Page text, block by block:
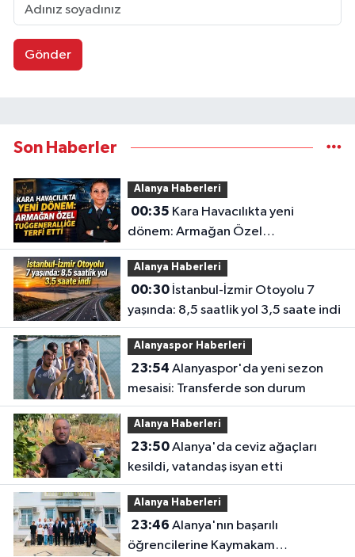
Gönder
Son Haberler
Alanya Haberleri
00:35
dönem: Armağan Özel
Tuğgeneralliğe terfi etti
Alanya Haberleri
00:30İstanbul-İzmir Otoyolu 7
yaşında: 8,5 saatlik yol 3,5 saate indi
Alanyaspor Haberleri
23:54
mesaisi: Transferde son durum
Alanya Haberleri
23:50Alanya'da ceviz ağaçları
kesildi, vatandaş isyan etti
Alanya Haberleri
23:46
öğrencilerine Kaymakam